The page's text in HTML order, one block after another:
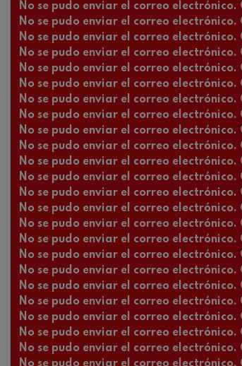
No se pudo enviar el correo
No se pudo enviar el correo
No se pudo enviar el correo
No se pudo enviar el correo
No se pudo enviar el correo
No se pudo enviar el correo
No se pudo enviar el correo
No se pudo enviar el correo
No se pudo enviar el correo
No se pudo enviar el correo
No se pudo enviar el correo
No se pudo enviar el correo
No se pudo enviar el correo
No se pudo enviar el correo
No se pudo enviar el correo
No se pudo enviar el correo
No se pudo enviar el correo
No se pudo enviar el correo
No se pudo enviar el correo
No se pudo enviar el correo
No se pudo enviar el correo
No se pudo enviar el correo
No se pudo enviar el correo